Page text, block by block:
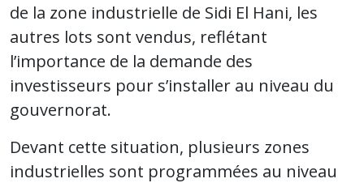
de la zone industrielle de Sidi El Hani, les
autres lots sont vendus, reflétant
l’importance de la demande des
investisseurs pour s’installer au niveau du
gouvernorat.
Devant cette situation, plusieurs zones
industrielles sont programmées au niveau